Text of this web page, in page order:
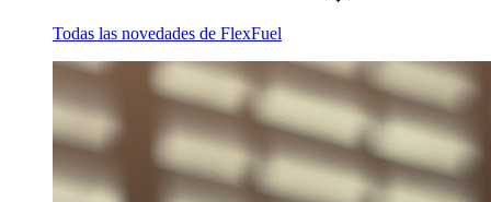
Todas las novedades de FlexFuel